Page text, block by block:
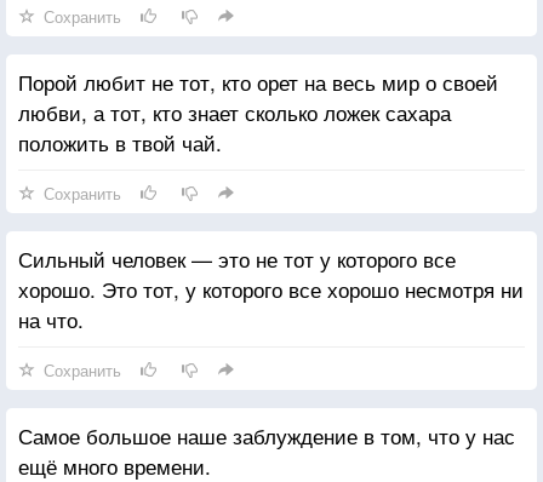
Сохранить
Порой любит не тот, кто орет на весь мир о своей
любви, а тот, кто знает сколько ложек сахара
положить в твой чай.
Сохранить
Сильный человек — это не тот у которого все
хорошо. Это тот, у которого все хорошо несмотря ни
на что.
Сохранить
Самое большое наше заблуждение в том, что у нас
ещё много времени.